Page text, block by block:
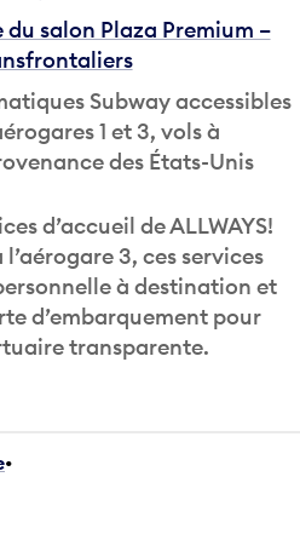
salon Plaza Premium –
Subway accessibles
1 et 3, vols à
des États-Unis
d’accueil de ALLWAYS!
l’aérogare 3, ces services
à destination et
d’embarquement pour
transparente.
•